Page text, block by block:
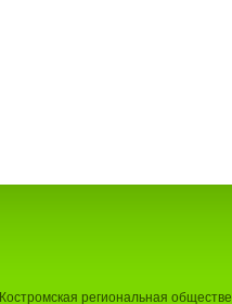
Костромская региональная